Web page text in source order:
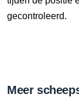
gecontroleerd.
Meer